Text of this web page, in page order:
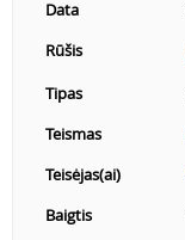
Data
Rūšis
Tipas
Teismas
Teisėjas(ai)
Baigtis